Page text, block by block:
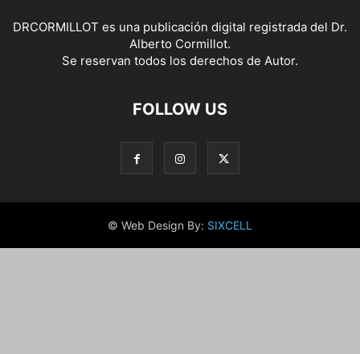
DRCORMILLOT es una publicación digital registrada del Dr.
Alberto Cormillot.
Se reservan todos los derechos de Autor.
FOLLOW US
© Web Design By: SIXCELL